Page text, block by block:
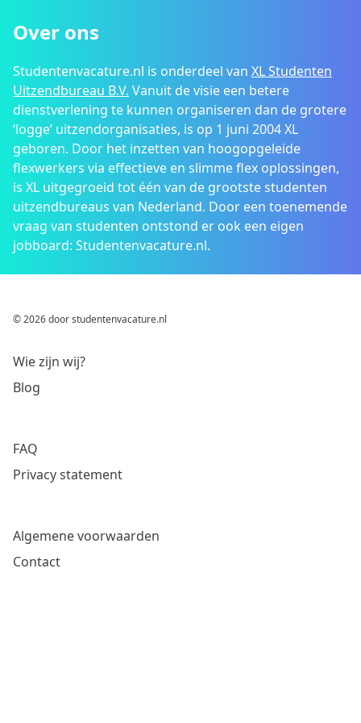
Over ons
Studentenvacature.nl is onderdeel van XL Studenten
Uitzendbureau B.V. Vanuit de visie een betere
dienstverlening te kunnen organiseren dan de grotere
‘logge’ uitzendorganisaties, is op 1 juni 2004 XL
geboren. Door het inzetten van hoogopgeleide
flexwerkers via effectieve en slimme flex oplossingen,
is XL uitgegroeid tot één van de grootste studenten
uitzendbureaus van Nederland. Door een toenemende
vraag van studenten ontstond er ook een eigen
jobboard: Studentenvacature.nl.
© 2026 door studentenvacature.nl
Wie zijn wij?
Blog
FAQ
Privacy statement
Algemene voorwaarden
Contact